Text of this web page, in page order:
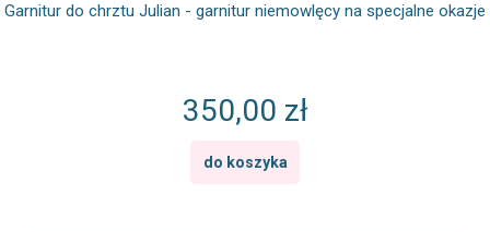
Garnitur do chrztu Julian - garnitur niemowlęcy na specjalne okazje
350,00 zł
do koszyka